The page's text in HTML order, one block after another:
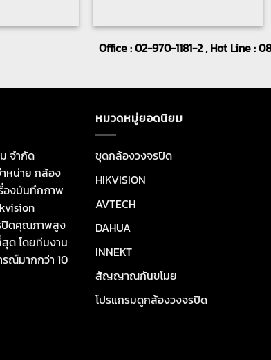
Office : 02-970-1181-2 , Hot Line :
จำกัด
หน่าย กล้อง
องบันทึกภาพ
ปิดคุณภาพสูง
ด โดยทีมงาน
ณ์มากกว่า 10
หมวดหมู่ยอดนิยม
ชุดกล้องวงจรปิด
HIKVISION
AVTECH
DAHUA
INNEKT
สัญญาณกันขโมย
โปรแกรมดูกล้องวงจรปิด